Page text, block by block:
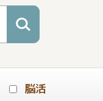
脳活